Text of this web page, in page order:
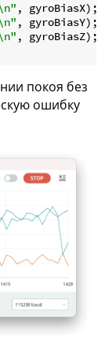
, gyroBiasX);
, gyroBiasY);
, gyroBiasZ);
покоя без
ошибку